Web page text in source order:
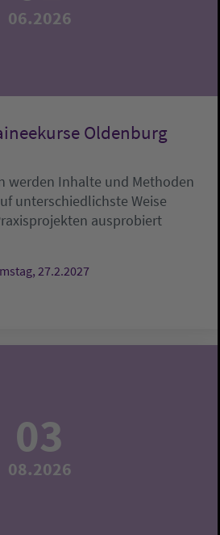
06.2026
Oldenburg
werden Inhalte und Methoden
unterschiedlichste Weise
ausprobiert
27.2.2027
03
08.2026